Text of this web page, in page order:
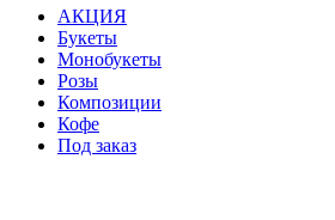
АКЦИЯ
Букеты
Монобукеты
Розы
Композиции
Кофе
Под заказ